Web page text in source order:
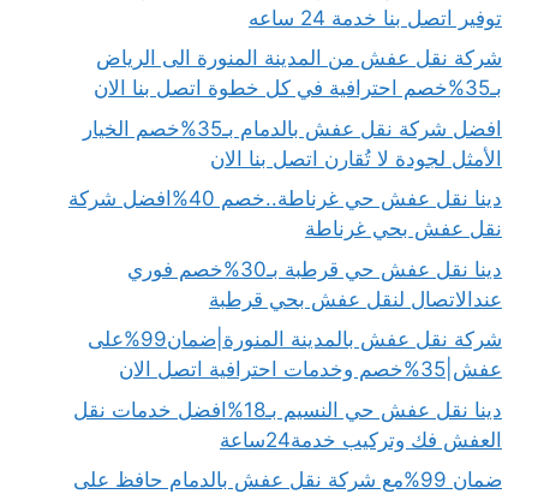
توفير اتصل بنا خدمة 24 ساعه
شركة نقل عفش من المدينة المنورة الى الرياض
بـ35%خصم احترافية في كل خطوة اتصل بنا الان
افضل شركة نقل عفش بالدمام بـ35%خصم الخيار
الأمثل لجودة لا تُقارن اتصل بنا الان
دينا نقل عفش حي غرناطة..خصم 40%افضل شركة
نقل عفش بحي غرناطة
دينا نقل عفش حي قرطبة بـ30%خصم فوري
عندالاتصال لنقل عفش بحي قرطبة
شركة نقل عفش بالمدينة المنورة|ضمان99%على
عفش|35%خصم وخدمات احترافية اتصل الان
دينا نقل عفش حي النسيم بـ18%افضل خدمات نقل
العفش فك وتركيب خدمة24ساعة
ضمان 99%مع شركة نقل عفش بالدمام حافظ على